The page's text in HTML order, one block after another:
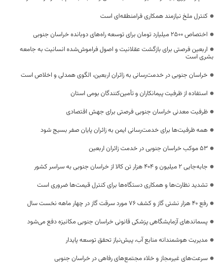
کنترل ملخ نیازمند همکاری فرامنطقه‌ای است
اختصاص 2500 میلیارد تومان برای توسعه راه‌های دوبانده خراسان جنوبی
اربعین فرصتی برای بازگشت عقلانیت و اصول فراموش‌شده انسانیت به جامعه
بشری است
خراسان جنوبی در خدمت‌رسانی به زائران اربعین، الگوی همدلی و اخلاص است
استفاده از ظرفیت پیمانکاران و تأمین‌کنندگان بومی استان
ظرفیت معدنی خراسان جنوبی فرصتی برای جهش اقتصادی
همه ظرفیت‌ها برای خدمت‌رسانی ایمن به زائران پایان صفر بسیج شود
53 موکب خراسان جنوبی در خدمت زائران اربعین
جابه‌جایی 2 میلیون و 404 هزار تن کالا از خراسان جنوبی به سراسر کشور
تشدید نظارت‌ها و همکاری دستگاه‌ها برای کنترل قیمت‌ها ضروری است
رفع 40 هزار نشتی گاز و کشف 76 مورد سرقت گاز در چهار ماهه نخست سال
پسماندهای آزمایشگاهی پزشکی قانونی خراسان جنوبی مکانیزه دفع می‌شود
مدیریت هوشمندانه منابع آب، پیش‌نیاز تحقق توسعه پایدار
سرعت‌های غیرمجاز و خلاء مجتمع‌های رفاهی در خراسان جنوبی